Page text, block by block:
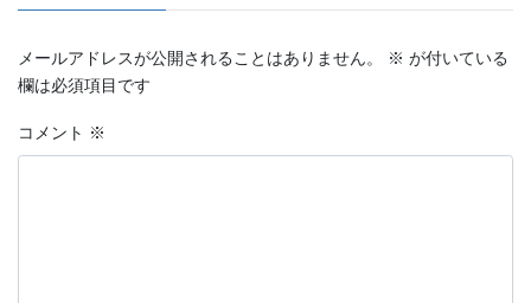
メールアドレスが公開されることはありません。 ※ が付いている
欄は必須項目です
コメント ※